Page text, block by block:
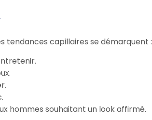
tendances capillaires se démarquent :
hommes souhaitant un look affirmé.